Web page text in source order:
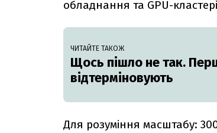
обладнання та GPU-
ЧИТАЙТЕ ТАКОЖ
Щось пішло не так.
відтерміновують
Для розуміння масштабу: